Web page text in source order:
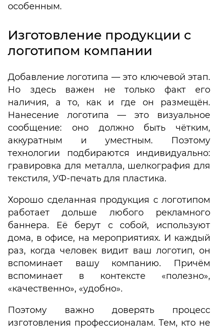
особенным.
Изготовление продукции с
логотипом компании
Добавление логотипа — это ключевой этап.
Но здесь важен не только факт его
наличия, а то, как и где он размещён.
Нанесение логотипа — это визуальное
сообщение: оно должно быть чётким,
аккуратным и уместным. Поэтому
технологии подбираются индивидуально:
гравировка для металла, шелкография для
текстиля, УФ-печать для пластика.
Хорошо сделанная продукция с логотипом
работает дольше любого рекламного
баннера. Её берут с собой, используют
дома, в офисе, на мероприятиях. И каждый
раз, когда человек видит ваш логотип, он
вспоминает вашу компанию. Причём
вспоминает в контексте «полезно»,
«качественно», «удобно».
Поэтому важно доверять процесс
изготовления профессионалам. Тем, кто не